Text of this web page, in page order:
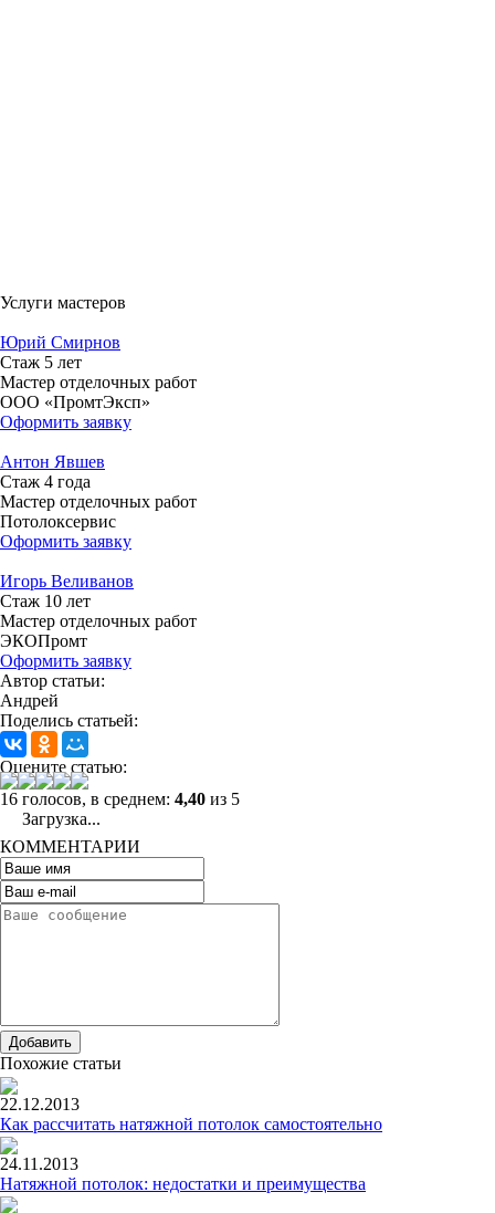
Услуги мастеров
Юрий Смирнов
Стаж 5 лет
Мастер отделочных работ
ООО «ПромтЭксп»
Оформить заявку
Антон Явшев
Стаж 4 года
Мастер отделочных работ
Потолоксервис
Оформить заявку
Игорь Веливанов
Стаж 10 лет
Мастер отделочных работ
ЭКОПромт
Оформить заявку
Автор статьи:
Андрей
Поделись статьей:
Оцените статью:
16 голосов, в среднем: 4,40 из 5
Загрузка...
КОММЕНТАРИИ
Добавить
Похожие статьи
22.12.2013
Как рассчитать натяжной потолок самостоятельно
24.11.2013
Натяжной потолок: недостатки и преимущества